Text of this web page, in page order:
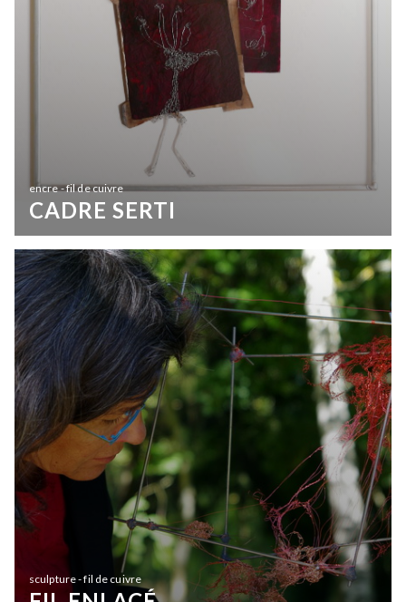
encre - fil de cuivre
CADRE SERTI
sculpture - fil de cuivre